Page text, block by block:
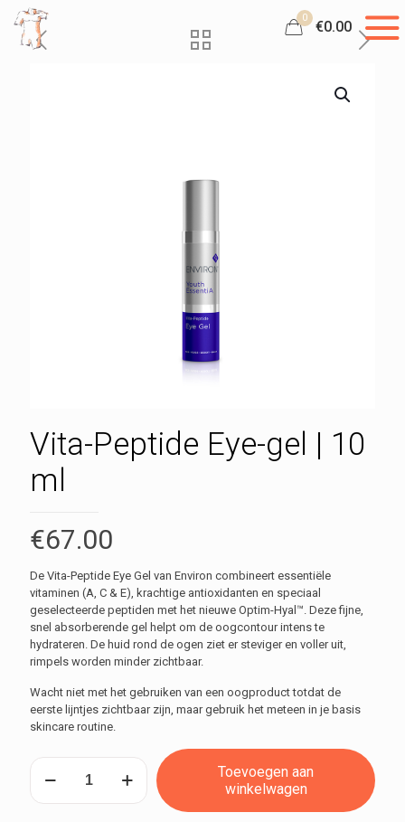
0
€0.00
Vita-Peptide Eye-gel | 10
ml
€67.00
De Vita-Peptide Eye Gel van Environ combineert essentiële
vitaminen (A, C & E), krachtige antioxidanten en speciaal
geselecteerde peptiden met het nieuwe Optim-Hyal™. Deze fijne,
snel absorberende gel helpt om de oogcontour intens te
hydrateren. De huid rond de ogen ziet er steviger en voller uit,
rimpels worden minder zichtbaar.
Wacht niet met het gebruiken van een oogproduct totdat de
eerste lijntjes zichtbaar zijn, maar gebruik het meteen in je basis
skincare routine.
Vita-
Peptide
Eye-
Toevoegen aan
winkelwagen